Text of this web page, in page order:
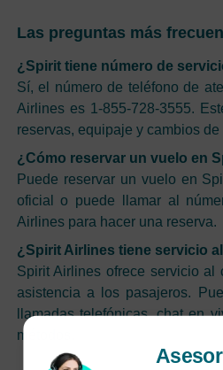
Las preguntas más
¿Spirit tiene número de
Sí, el número de teléfono de
Airlines es 1-855-728-3555.
reservas, equipaje y cambios de
¿Cómo reservar un vuelo en
Puede reservar un vuelo en
oficial o puede llamar al
Airlines para hacer una reserva.
¿Spirit Airlines tiene servicio
Spirit Airlines ofrece servicio al
asistencia a los pasajeros.
llamadas telefónicas, chat en
métodos.